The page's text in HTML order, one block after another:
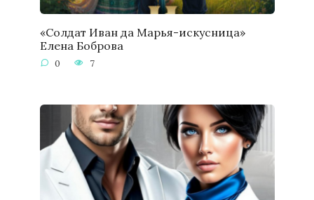
«Солдат Иван да Марья-искусница»
Елена Боброва
0 7